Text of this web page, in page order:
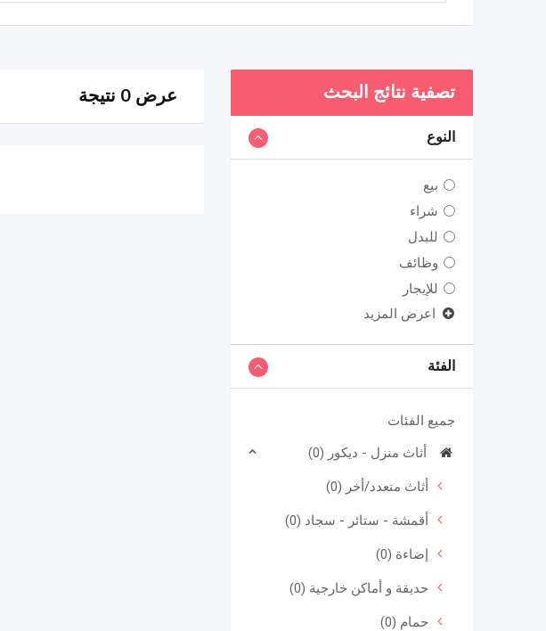
تصفية نتائج البحث
النوع
بيع
شراء
للبدل
وظائف
للإيجار
اعرض المزيد
الفئة
جميع الفئات
أثاث منزل - ديكور (0)
أثاث متعدد/أخر (0)
أقمشة - ستائر - سجاد (0)
إضاءة (0)
حديقة و أماكن خارجية (0)
حمام (0)
عرض 0 نتيجة